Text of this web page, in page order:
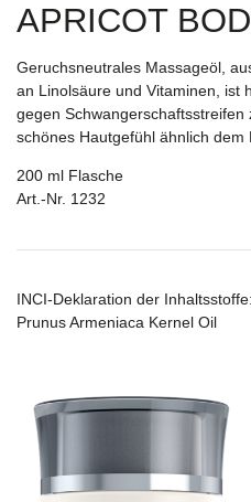
APRICOT
Geruchsneutrales Massageöl,
an Linolsäure und Vitaminen, ist
gegen
schönes Hautgefühl ähnlich dem
200 ml Flasche
Art.-Nr. 1232
INCI-Deklaration der Inhaltsstoffe:
Prunus Armeniaca Kernel Oil